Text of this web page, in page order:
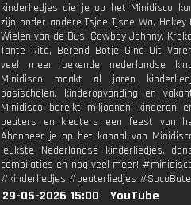
kinderliedjes die je op het Minidisco
zijn onder andere Tsjoe Tjsoe Wa, Hokey
Wielen van de Bus, Cowboy Johnny,
Tante Rita, Berend Botje Ging Uit
veel meer bekende nederlandse
Minidisco maakt al jaren
basischolen, kinderopvanding en
Minidisco bereikt miljoenen kinderen
peuters en kleuters een feest van
Abonneer je op het kanaal van
leukste Nederlandse kinderliedjes,
compilaties en nog veel meer!
#kinderliedjes #peuterliedjes
29-05-2026 15:00
YouTube